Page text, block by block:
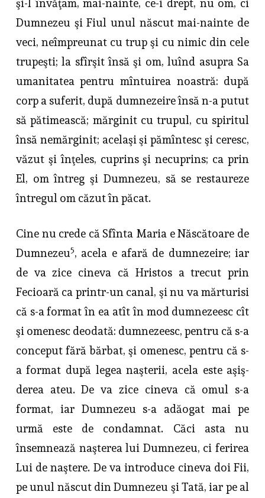
şi-l învăţam, mai-nainte, ce-i drept, nu om, ci
Dumnezeu şi Fiul unul născut mai-nainte de
veci, ne­împreunat cu trup şi cu nimic din cele
trupeşti; la sfîrşit însă şi om, luînd asupra Sa
umanitatea pentru mîntuirea noastră: după
corp a suferit, după dumnezeire însă n-a putut
să pătimească; mărginit cu trupul, cu spiritul
însă nemărginit; acelaşi şi pămîntesc şi ceresc,
văzut şi înţeles, cuprins şi necuprins; ca prin
El, om întreg şi Dumnezeu, să se restaureze
întregul om căzut în păcat.
Cine nu crede că Sfînta Maria e Născătoare de
Dumnezeu5, acela e afară de dumnezeire; iar
de va zice cineva că Hristos a trecut prin
Fecioară ca printr-un canal, şi nu va mărturisi
că s-a format în ea atît în mod dumnezeesc cît
şi omenesc deodată: dumnezeesc, pentru că s-a
conceput fără bărbat, şi omenesc, pentru că s-
a format după legea naşterii, acela este aşiş­
derea ateu. De va zice cineva că omul s-a
format, iar Dumnezeu s-a adăogat mai pe
urmă este de condamnat. Căci asta nu
însemnează naşterea lui Dum­nezeu, ci ferirea
Lui de naştere. De va introduce cineva doi Fii,
pe unul născut din Dumnezeu şi Tată, iar pe al